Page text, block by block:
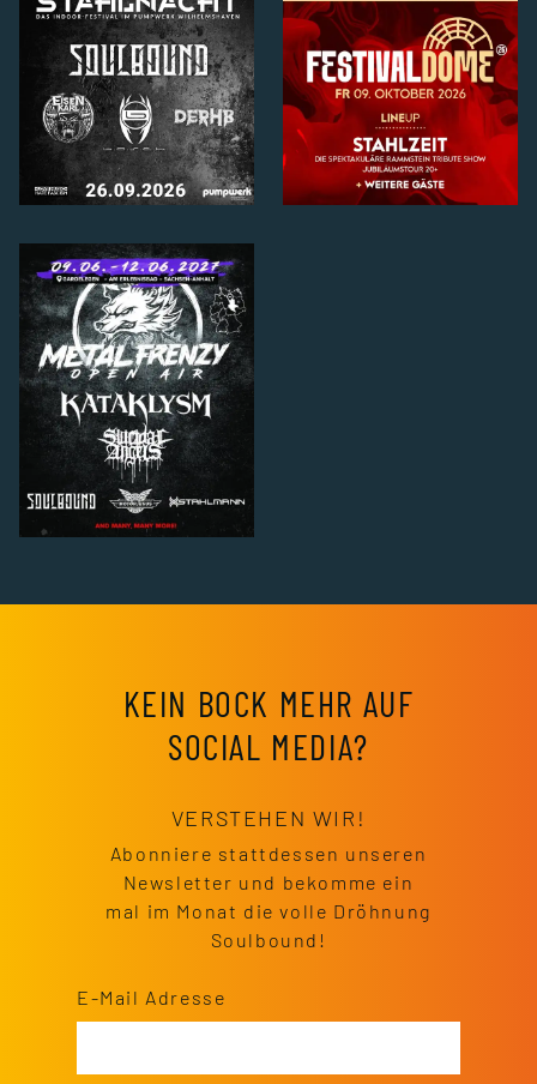
KEIN BOCK MEHR AUF
SOCIAL MEDIA?
VERSTEHEN WIR!
Abonniere stattdessen unseren
Newsletter und bekomme ein
mal im Monat die volle Dröhnung
Soulbound!
E-Mail Adresse